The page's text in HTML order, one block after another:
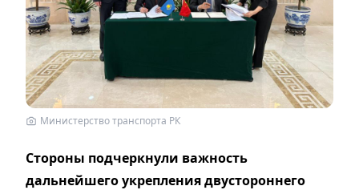
Министерство транспорта РК
Стороны подчеркнули важность
дальнейшего укрепления двустороннего